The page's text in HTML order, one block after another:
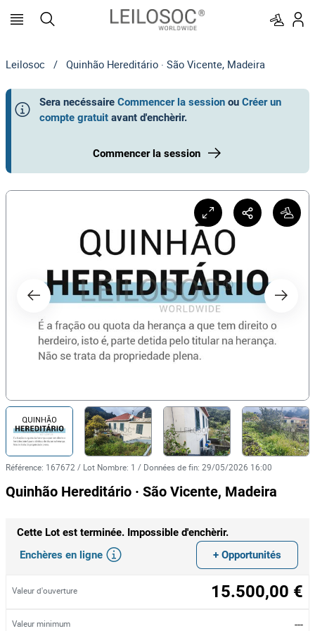
Leilosoc / Quinhão Hereditário · São Vicente, Madeira
Sera necéssaire Commencer la session ou Créer un
compte gratuit avant d'enchèrir.
Commencer la session
Référence: 167672 / Lot Nombre: 1 / Données de fin: 29/05/2026 16:00
Quinhão Hereditário · São Vicente, Madeira
Cette Lot est terminée. Impossible d'enchèrir.
Enchères en ligne
+ Opportunités
Valeur d'ouverture 15.500,00 €
Valeur minimum ---